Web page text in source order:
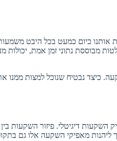
כיום כמעט בכל היבט
מבוססת נתוני זמן אמת, יכולות
כיצד נבטיח שנוכל למצות
דיגיטלי. פיזור השקעות בין
מאפיקי השקעה אלו גם